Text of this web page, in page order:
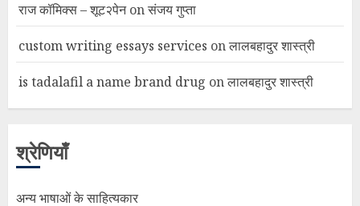
राज कॉमिक्स – शूट२पेनonसंजय गुप्ता
custom writing essays services onलालबहादुर शास्त्री
is tadalafil a name brand drug onलालबहादुर शास्त्री
श्रेणियाँ
अन्य भाषाओं के साहित्यकार